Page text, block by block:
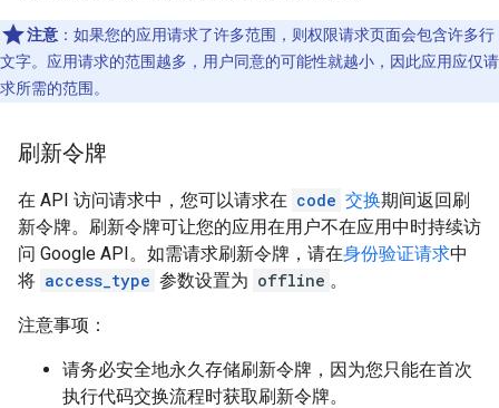
注意 ：如果您的应用请求了许多范围，则权限请求页面会包含许多行
文字。应用请求的范围越多，用户同意的可能性就越小，因此应用应仅请
求所需的范围。
刷新令牌
在 API 访问请求中，您可以请求在 code 交换期间返回刷
新令牌。刷新令牌可让您的应用在用户不在应用中时持续访
问 Google API。如需请求刷新令牌，请在身份验证请求中
将 access_type 参数设置为 offline 。
注意事项：
请务必安全地永久存储刷新令牌，因为您只能在首次
执行代码交换流程时获取刷新令牌。